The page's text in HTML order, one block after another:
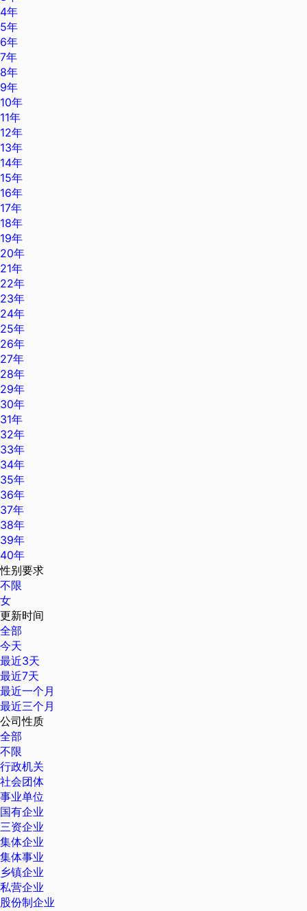
4年
5年
6年
7年
8年
9年
10年
11年
12年
13年
14年
15年
16年
17年
18年
19年
20年
21年
22年
23年
24年
25年
26年
27年
28年
29年
30年
31年
32年
33年
34年
35年
36年
37年
38年
39年
40年
性别要求
不限
女
更新时间
全部
今天
最近3天
最近7天
最近一个月
最近三个月
公司性质
全部
不限
行政机关
社会团体
事业单位
国有企业
三资企业
集体企业
集体事业
乡镇企业
私营企业
股份制企业